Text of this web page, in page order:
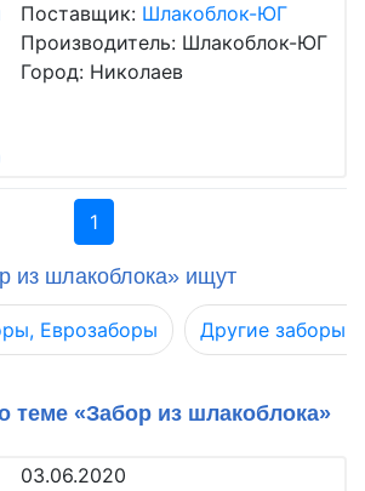
Поставщик: Шлакоблок-ЮГ
Производитель: Шлакоблок-ЮГ
Город: Николаев
1
из шлакоблока» ищут
Еврозаборы Другие заборы,
теме «Забор из шлакоблока»
03.06.2020